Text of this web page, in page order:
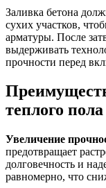
Заливка бетона
сухих участков,
арматуры. После
выдерживать
прочности перед
теплого пола
Увеличение
предотвращает
долговечность и
равномерно, что